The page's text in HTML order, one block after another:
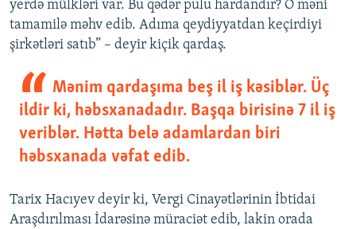
yerdə mülkləri var. Bu qədər pulu hardandır? O məni
tamamilə məhv edib. Adıma qeydiyyatdan keçirdiyi
şirkətləri satıb” – deyir kiçik qardaş.
Mənim qardaşıma beş il iş kəsiblər. Üç
ildir ki, həbsxanadadır. Başqa birisinə 7 il iş
veriblər. Hətta belə adamlardan biri
həbsxanada vəfat edib.
Tarix Hacıyev deyir ki, Vergi Cinayətlərinin İbtidai
Araşdırılması İdarəsinə müraciət edib, lakin orada